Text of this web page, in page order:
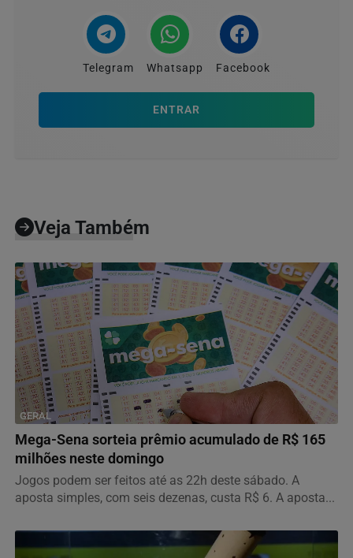
Telegram Whatsapp Facebook
ENTRAR
Veja Também
GERAL
Mega-Sena sorteia prêmio acumulado de R$ 165
milhões neste domingo
Jogos podem ser feitos até as 22h deste sábado. A
aposta simples, com seis dezenas, custa R$ 6. A aposta...